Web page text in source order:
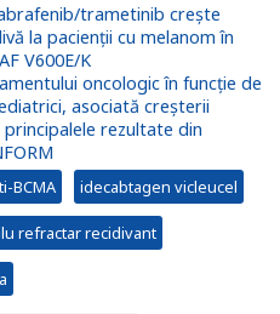
trametinib crește
la pacienții cu melanom în
V600E/K
oncologic în funcție de
asociată creșterii
rezultate din
BCMA idecabtagen vicleucel
refractar recidivant